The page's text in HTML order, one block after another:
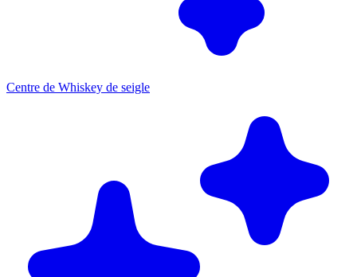
Centre de Whiskey de seigle